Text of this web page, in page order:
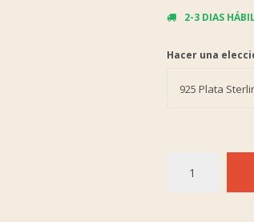
2-3 DIAS
Hacer una
925 Plata